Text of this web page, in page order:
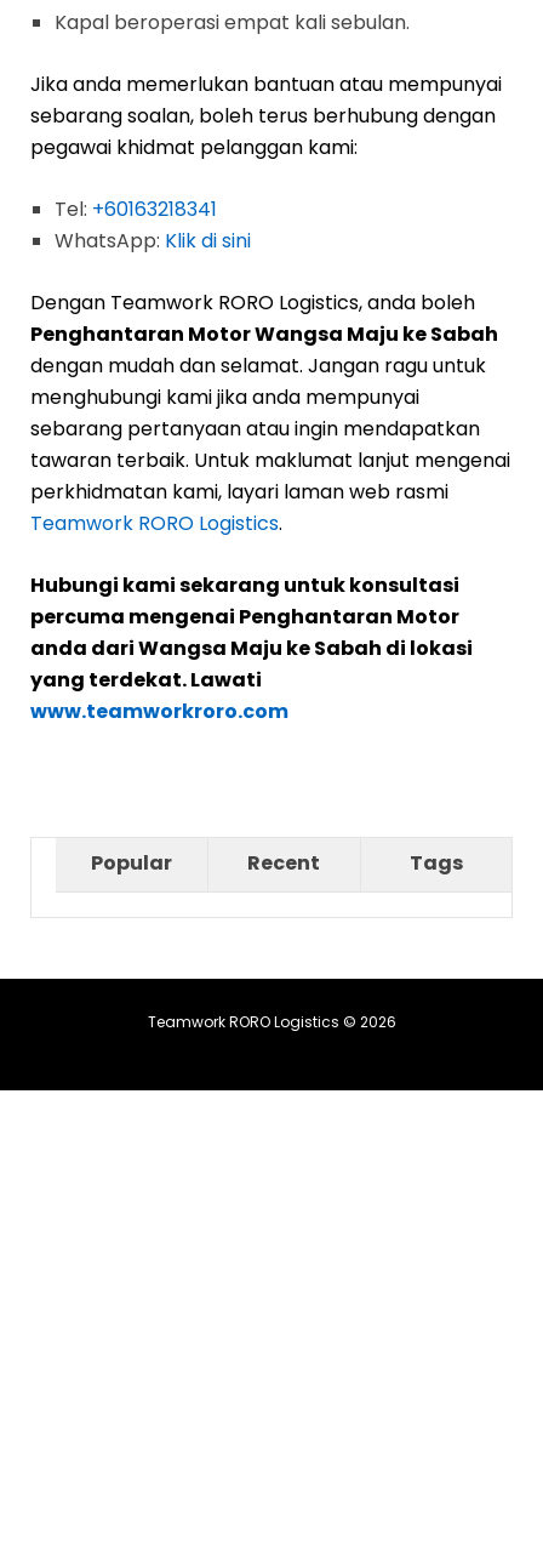
Kapal beroperasi empat kali sebulan.
Jika anda memerlukan bantuan atau mempunyai
sebarang soalan, boleh terus berhubung dengan
pegawai khidmat pelanggan kami:
Tel: +60163218341
WhatsApp: Klik di sini
Dengan Teamwork RORO Logistics, anda boleh
Penghantaran Motor Wangsa Maju ke Sabah
dengan mudah dan selamat. Jangan ragu untuk
menghubungi kami jika anda mempunyai
sebarang pertanyaan atau ingin mendapatkan
tawaran terbaik. Untuk maklumat lanjut mengenai
perkhidmatan kami, layari laman web rasmi
Teamwork RORO Logistics.
Hubungi kami sekarang untuk konsultasi
percuma mengenai Penghantaran Motor
anda dari Wangsa Maju ke Sabah di lokasi
yang terdekat. Lawati
www.teamworkroro.com
Popular Recent Tags
Teamwork RORO Logistics © 2026